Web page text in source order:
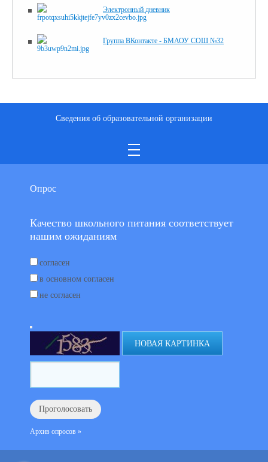
Электронный дневник
Группа ВКонтакте - БМАОУ СОШ №32
Сведения об образовательной организации
Опрос
Качество школьного питания соответствует
нашим ожиданиям
согласен
в основном согласен
не согласен
НОВАЯ КАРТИНКА
Архив опросов »